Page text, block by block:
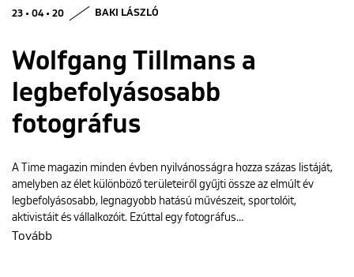
23 • 04 • 20 BAKI LÁSZLÓ
Wolfgang Tillmans a
legbefolyásosabb
fotográfus
A Time magazin minden évben nyilvánosságra hozza százas listáját,
amelyben az élet különböző területeiről gyűjti össze az elmúlt év
legbefolyásosabb, legnagyobb hatású művészeit, sportolóit,
aktivistáit és vállalkozóit. Ezúttal egy fotográfus…
Tovább